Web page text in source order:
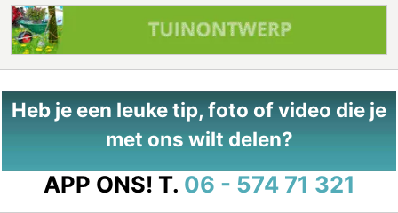
Heb je een leuke tip, foto of video die je
met ons wilt delen?
APP ONS! T. 06 - 574 71 321